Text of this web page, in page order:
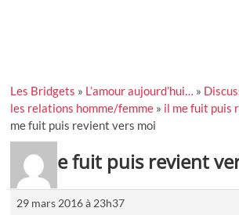
Les Bridgets » L’amour aujourd’hui… »
les relations homme/femme » il me fuit puis
me fuit puis revient vers moi
il me fuit puis revient
29 mars 2016 à 23h37